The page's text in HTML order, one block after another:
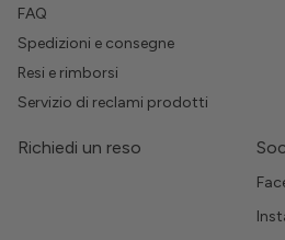
FAQ
Spedizioni e consegne
Resi e rimborsi
Servizio di reclami prodotti
Richiedi un reso